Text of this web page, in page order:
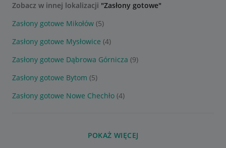
Zobacz w innej lokalizacji "Zasłony gotowe"
Zasłony gotowe Mikołów (5)
Zasłony gotowe Mysłowice (4)
Zasłony gotowe Dąbrowa Górnicza (9)
Zasłony gotowe Bytom (5)
Zasłony gotowe Nowe Chechło (4)
POKAŻ WIĘCEJ